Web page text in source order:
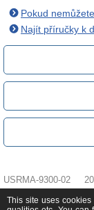
Pokud
Najít příručky k
USRMA-9300-02
This site uses